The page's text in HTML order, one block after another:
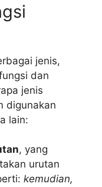
jenis,
dan
jenis
digunakan
lain:
, yang
urutan
kemudian,